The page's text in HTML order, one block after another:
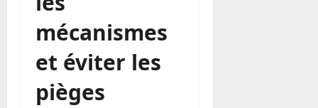
mécanismes
et éviter les
pièges